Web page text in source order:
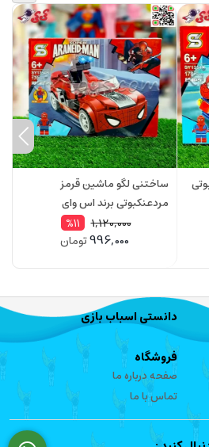
ساختنی لگو ماشین قرمز
مردعنکبوتی برند اس وای
SY1354B
1,120,000
%11
996,000تومان
دانستی اسباب بازی
فروشگاه
صفحه درباره ما
تماس با ما